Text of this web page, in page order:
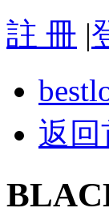
註 冊 |
返回